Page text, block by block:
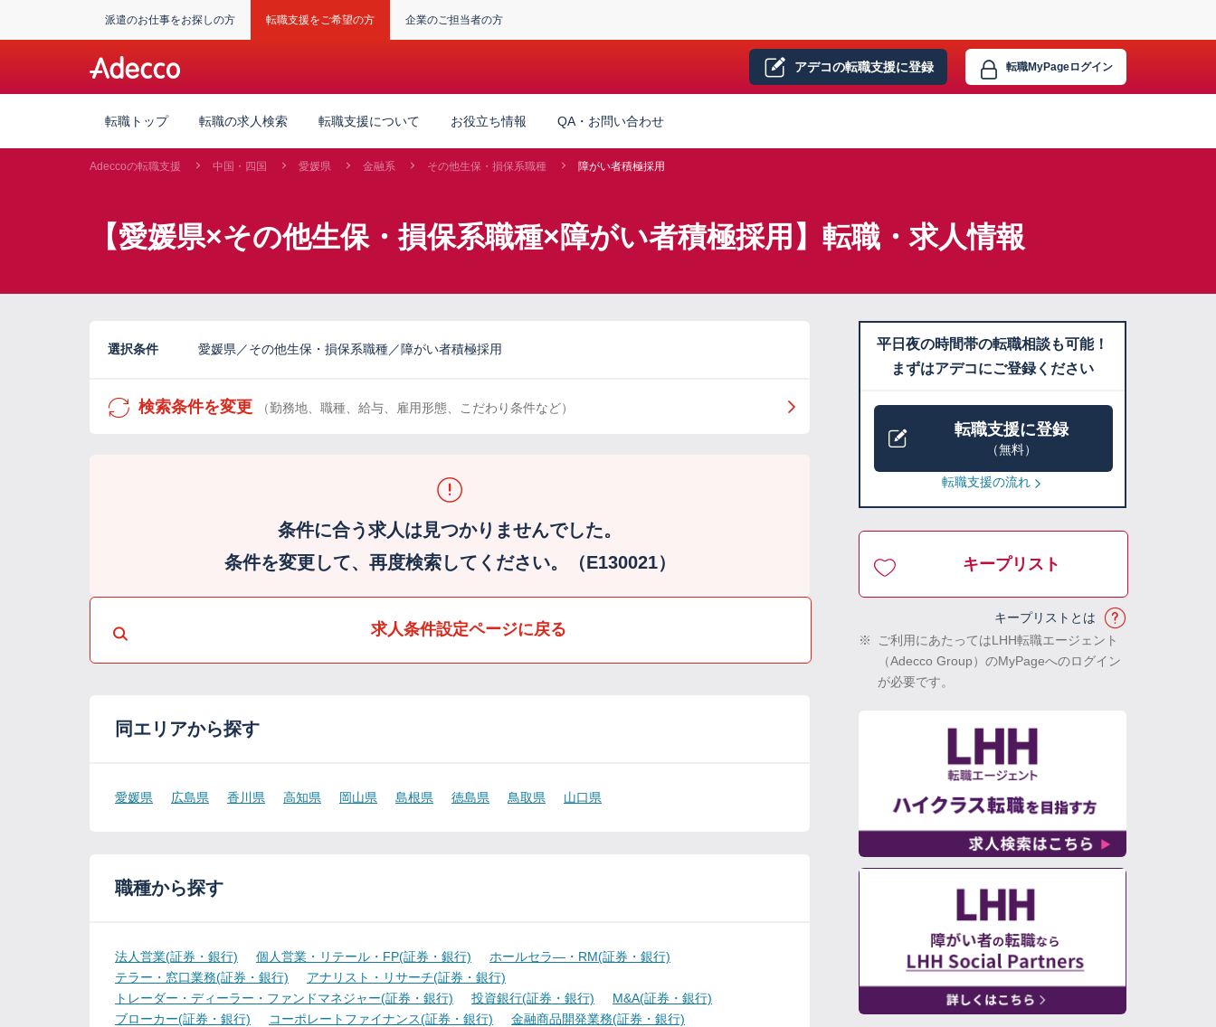
派遣のお仕事をお探しの方 転職支援をご希望の方 企業のご担当者の方
アデコの転職支援に登録 転職MyPageログイン
転職トップ 転職の求人検索 転職支援について お役立ち情報 QA・お問い合わせ
Adeccoの転職支援 中国・四国 愛媛県 金融系 その他生保・損保系職種 障がい者積極採用
【愛媛県×その他生保・損保系職種×障がい者積極採用】転職・求人情報
選択条件 愛媛県／その他生保・損保系職種／障がい者積極採用
検索条件を変更 （勤務地、職種、給与、雇用形態、こだわり条件など）
条件に合う求人は見つかりませんでした。
条件を変更して、再度検索してください。（E130021）
求人条件設定ページに戻る
同エリアから探す
愛媛県 広島県 香川県 高知県 岡山県 島根県 徳島県 鳥取県 山口県
職種から探す
法人営業(証券・銀行) 個人営業・リテール・FP(証券・銀行)
ホールセラ―・RM(証券・銀行)
テラー・窓口業務(証券・銀行)
アナリスト・リサーチ(証券・銀行)
トレーダー・ディーラー・ファンドマネジャー(証券・銀行)
投資銀行(証券・銀行)
M&A(証券・銀行)
ブローカー(証券・銀行)
コーポレートファイナンス(証券・銀行)
金融商品開発業務(証券・銀行)
平日夜の時間帯の転職相談も可能！
まずはアデコにご登録ください
転職支援に登録
（無料）
転職支援の流れ
キープリスト
キープリストとは
※
ご利用にあたってはLHH転職エージェント
（Adecco Group）のMyPageへのログイン
が必要です。